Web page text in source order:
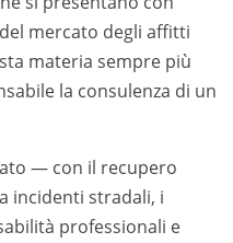
mercato degli affitti
materia sempre più
la consulenza di un
— con il recupero
incidenti stradali, i
professionali e